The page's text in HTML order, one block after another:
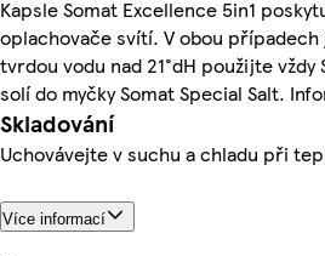
Kapsle Somat Excellence 5in1
oplachovače svítí. V obou
tvrdou vodu nad 21°dH použijte
solí do myčky Somat Special Salt.
Skladování
Uchovávejte v suchu a chladu při
Více informací